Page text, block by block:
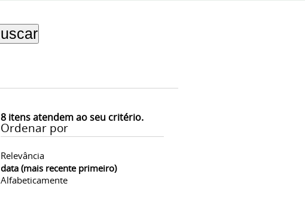
8itens atendem ao seu critério.
Ordenar por
Relevância
data (mais recente primeiro)
Alfabeticamente